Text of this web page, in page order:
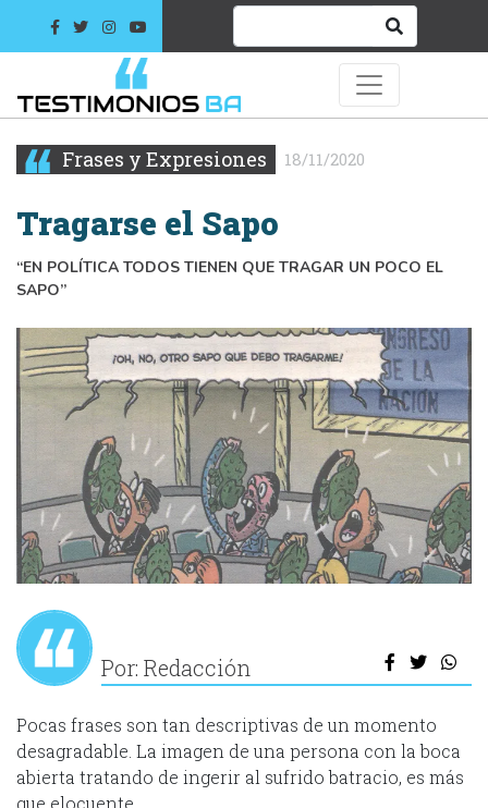
Frases y Expresiones 18/11/2020
Tragarse el Sapo
“EN POLÍTICA TODOS TIENEN QUE TRAGAR UN POCO EL
SAPO”
Por: Redacción
Pocas frases son tan descriptivas de un momento
desagradable. La imagen de una persona con la boca
abierta tratando de ingerir al sufrido batracio, es más
que elocuente.